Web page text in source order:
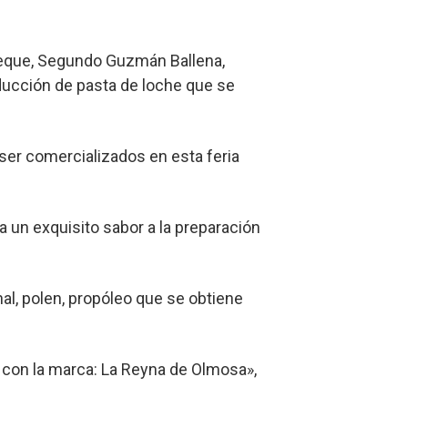
Segundo Guzmán Ballena,
de pasta de loche que se
comercializados en esta feria
un exquisito sabor a la preparación
polen, propóleo que se obtiene
la marca: La Reyna de Olmosa»,